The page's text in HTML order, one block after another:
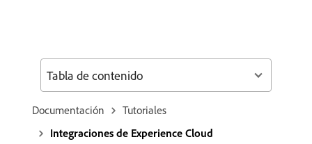
Documentación
Tutoriales
Integraciones de Experience Cloud
Tabla de contenido